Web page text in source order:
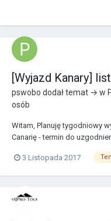
[Wyjazd Kanary]
pswobo dodał temat → w
osób
Witam, Planuję tygodniowy
Canarię - termin do
Pozdrawiam Piotr
3 Listopada 2017